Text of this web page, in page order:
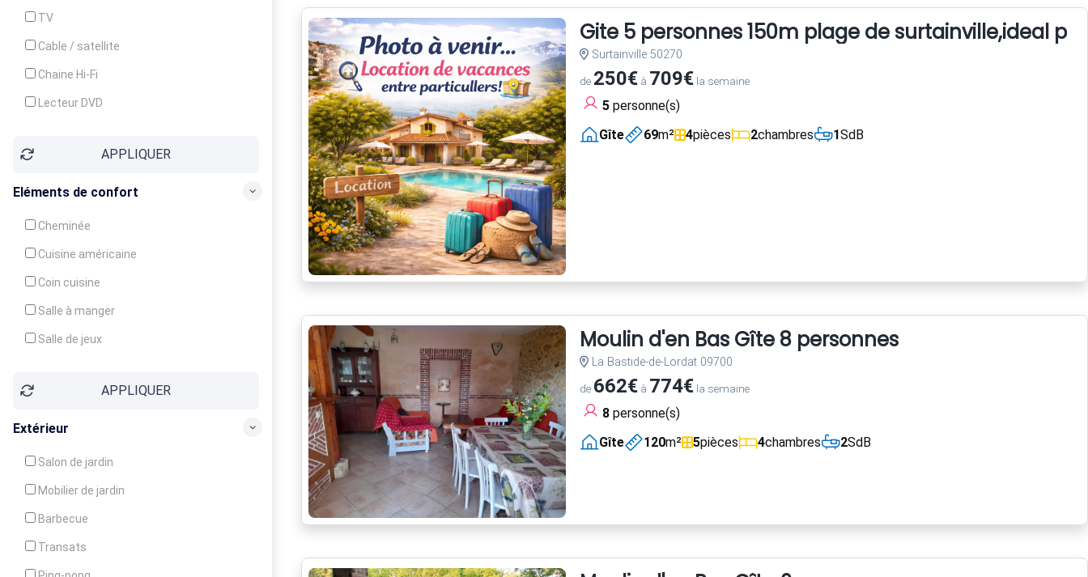
TV
Cable / satellite
Chaine Hi-Fi
Lecteur DVD
APPLIQUER
Eléments de confort
Cheminée
Cuisine américaine
Coin cuisine
Salle à manger
Salle de jeux
Balcon / Terrasse
APPLIQUER
Extérieur
Salon de jardin
Mobilier de jardin
Barbecue
Transats
Gite 5 personnes 150m plage de surtainville,ideal
Surtainville 50270
de 250€à 709€la semaine
5personne(s)
Gîte
69m² 4pièces 2chambres 1SdB
Moulin d'en Bas Gîte 8 personnes
La Bastide-de-Lordat 09700
de 662€à 774€la semaine
8personne(s)
Gîte
120m² 5pièces 4chambres 2SdB